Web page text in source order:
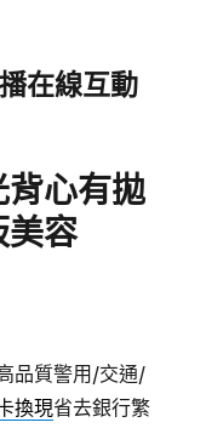
在線互動
心有拋
美容
品質警用/交通/
換現省去銀行繁